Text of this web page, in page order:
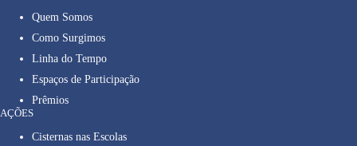
Quem Somos
Como Surgimos
Linha do Tempo
Espaços de Participação
Prêmios
AÇÕES
Cisternas nas Escolas